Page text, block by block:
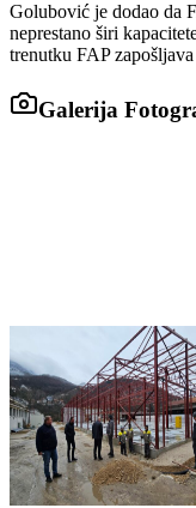
Golubović je dodao da
neprestano širi
trenutku FAP
Galerija